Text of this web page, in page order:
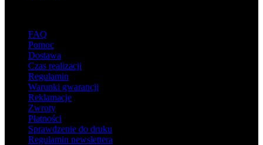
FAQ
Pomoc
Dostawa
Czas realizacji
Regulamin
Warunki gwarancji
Reklamacje
Zwroty
Płatności
Sprawdzenie do druku
Regulamin newslettera